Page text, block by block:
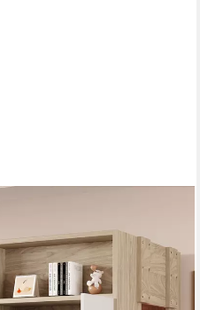
Stauraum (1-St) Kinderbett
& Ablageflächen